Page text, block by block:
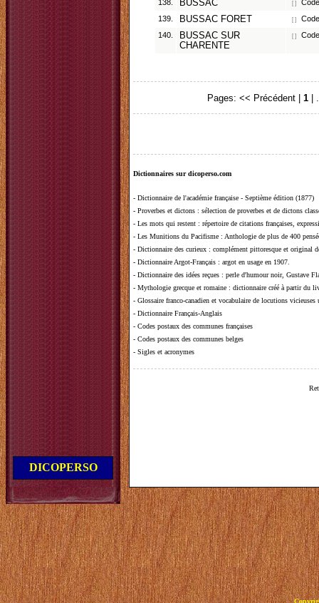
DICOPERSO
138.
BUSSAC [ ]
139.
BUSSAC FORET [ ]
140.
BUSSAC SUR
CHARENTE
[ ]
Pages: << Précédent| 1|
Dictionnaires sur dicoperso.com
- Dictionnaire de l'académie française - Septième édition (1877)
- Proverbes et dictons : sélection de proverbes et de dictons
- Les mots qui restent : répertoire de citations françaises,
- Les Munitions du Pacifisme : Anthologie de plus de 400
- Dictionnaire des curieux : complément pittoresque et original
- Dictionnaire Argot-Français : argot en usage en 1907.
- Dictionnaire des idées reçues : perle d'humour noir, Gustave
- Mythologie grecque et romaine : dictionnaire créé à partir du
- Glossaire franco-canadien et vocabulaire de locutions vicieuses
- Dictionnaire Français-Anglais
- Codes postaux des communes françaises
- Codes postaux des communes belges
- Sigles et acronymes